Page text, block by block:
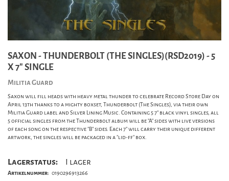
SAXON - THUNDERBOLT (THE SINGLES)(RSD2019) - 5
X 7" SINGLE
Militia Guard
Saxon will fill heads with heavy metal thunder to celebrate Record Store Day on
April 13th thanks to a mighty boxset, Thunderbolt (The Singles), via their own
Militia Guard label and Silver Lining Music. Containing 5 7" black vinyl singles, all
5 official singles from the Thunderbolt album will be "A" sides with live versions
of each song on the respective "B" sides. Each 7" will carry their unique different
artwork, the singles will be packaged in a "lid-ff" box.
Lagerstatus: I lager
Artikelnummer: 0190296913266